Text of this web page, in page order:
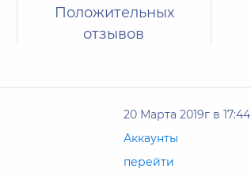
Положительных
отзывов
20 Марта 2019г в 17:44
Аккаунты
перейти